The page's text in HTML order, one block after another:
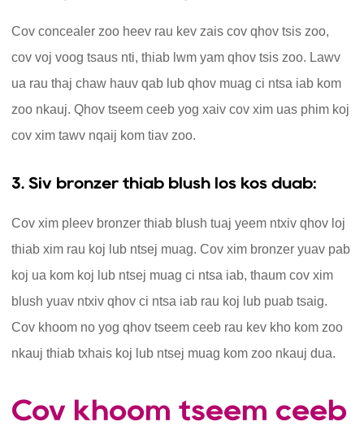
Cov concealer zoo heev rau kev zais cov qhov tsis zoo,
cov voj voog tsaus nti, thiab lwm yam qhov tsis zoo. Lawv
ua rau thaj chaw hauv qab lub qhov muag ci ntsa iab kom
zoo nkauj. Qhov tseem ceeb yog xaiv cov xim uas phim koj
cov xim tawv nqaij kom tiav zoo.
3. Siv bronzer thiab blush los kos duab:
Cov xim pleev bronzer thiab blush tuaj yeem ntxiv qhov loj
thiab xim rau koj lub ntsej muag. Cov xim bronzer yuav pab
koj ua kom koj lub ntsej muag ci ntsa iab, thaum cov xim
blush yuav ntxiv qhov ci ntsa iab rau koj lub puab tsaig.
Cov khoom no yog qhov tseem ceeb rau kev kho kom zoo
nkauj thiab txhais koj lub ntsej muag kom zoo nkauj dua.
Cov khoom tseem ceeb